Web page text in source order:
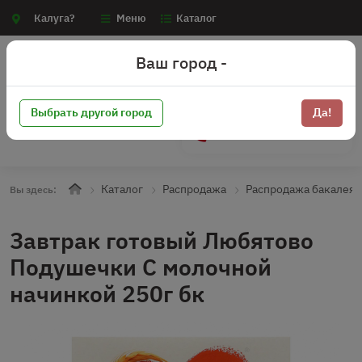
Калуга? Меню Каталог
Вы здесь: Каталог Распродажа Распродажа бакалея
Завтрак готовый Любятово
Подушечки С молочной
начинкой 250г бк
Ваш город -
Выбрать другой город Да!